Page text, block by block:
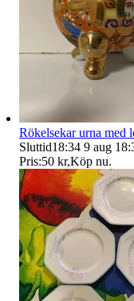
Rökelsekar urna med
Sluttid18:34 9 aug
Pris:50 kr,Köp nu.